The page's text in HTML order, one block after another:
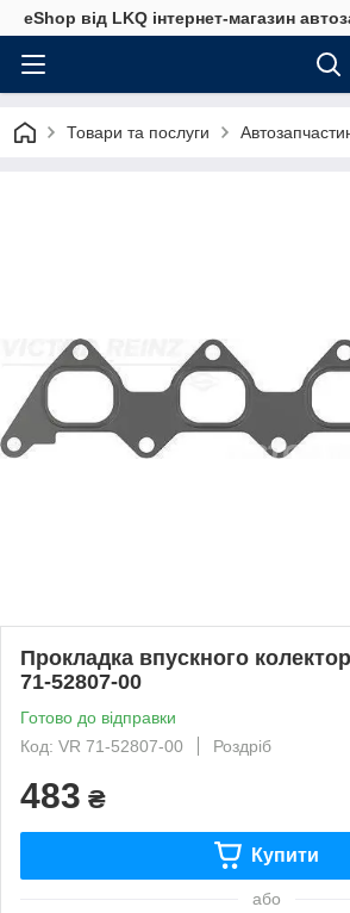
eShop від LKQ інтернет-магазин
Товари та послуги
Прокладка впускного
71-52807-00
Готово до відправки
Код: VR 71-52807-00
Роздріб
483 ₴
Купити
або